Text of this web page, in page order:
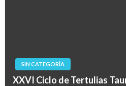
SIN CATEGORÍA
XXVI Ciclo de Tertulias